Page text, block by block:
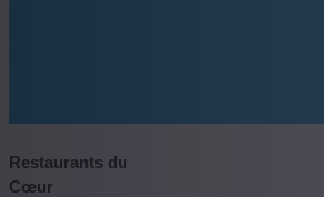
Restaurants du
Cœur